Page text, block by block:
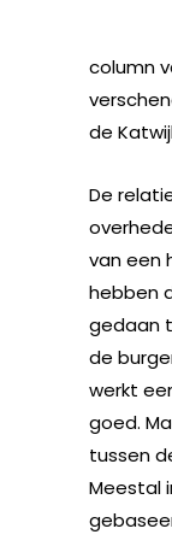
column
de
De
van een
hebben
gedaan
de
werkt
goed.
tussen
Meestal